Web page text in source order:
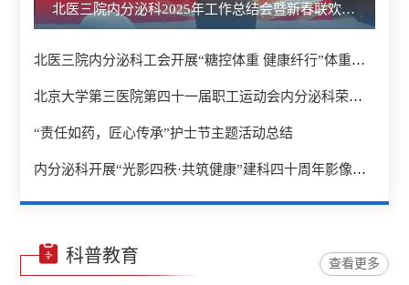
北医三院内分泌科2025年工作总结会暨新春联欢会顺利召开
北医三院内分泌科工会开展“糖控体重 健康纤行”体重管理活动
北京大学第三医院第四十一届职工运动会内分泌科荣获风采奖
“责任如药，匠心传承”护士节主题活动总结
内分泌科开展“光影四秩·共筑健康”建科四十周年影像记忆征集活动
科普教育 查看更多